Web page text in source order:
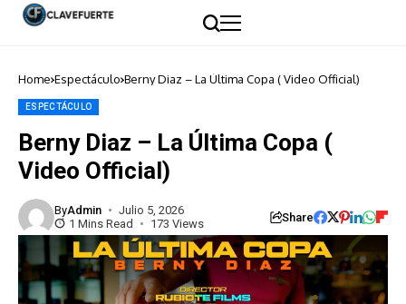
Home Espectáculo Berny Diaz – La Última Copa ( Video Official)
ESPECTÁCULO
Berny Diaz – La Última Copa (
Video Official)
ByAdmin
Julio 5, 2026
1 Mins Read
173 Views Share